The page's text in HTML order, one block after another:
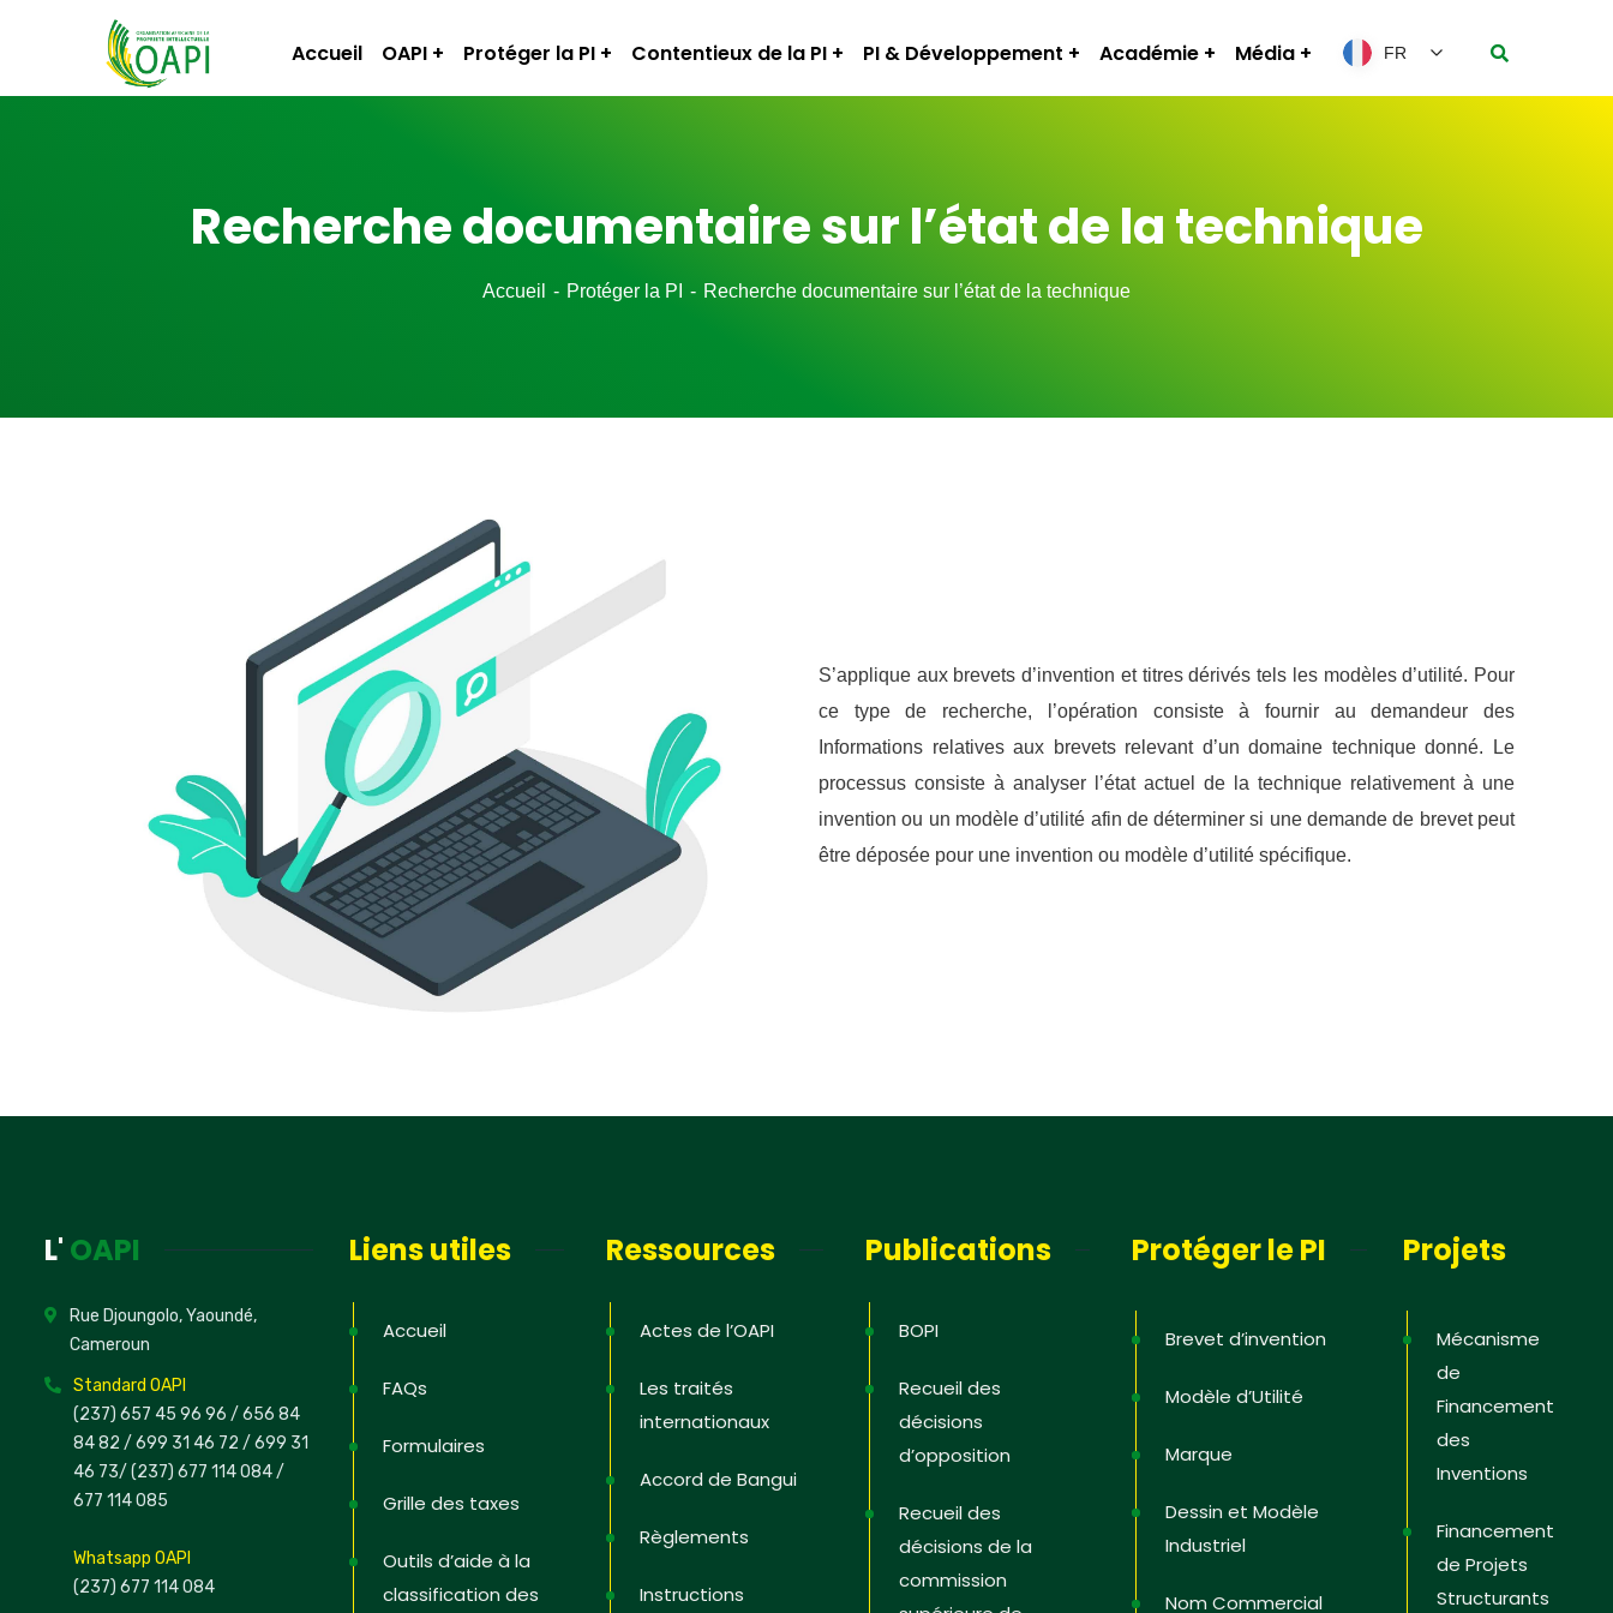
Accueil OAPI Protéger la PI Contentieux de la PI PI & Développement Académie Média FR
Recherche documentaire sur l’état de la technique
Accueil Protéger la PI Recherche documentaire sur l’état de la technique
S’applique aux brevets d’invention et titres dérivés tels les modèles d’utilité. Pour
ce type de recherche, l’opération consiste à fournir au demandeur des
Informations relatives aux brevets relevant d’un domaine technique donné. Le
processus consiste à analyser l’état actuel de la technique relativement à une
invention ou un modèle d’utilité afin de déterminer si une demande de brevet peut
être déposée pour une invention ou modèle d’utilité spécifique.
L' OAPI
Rue Djoungolo, Yaoundé,
Cameroun
Standard OAPI
(237) 657 45 96 96 / 656 84
84 82 / 699 31 46 72 / 699 31
46 73/ (237) 677 114 084 /
677 114 085
Whatsapp OAPI
(237) 677 114 084
Liens utiles
Accueil
FAQs
Formulaires
Grille des taxes
Outils d’aide à la
classification des
Ressources
Actes de l’OAPI
Les traités
internationaux
Accord de Bangui
Règlements
Instructions
Publications
BOPI
Recueil des
décisions
d’opposition
Recueil des
décisions de la
commission
Protéger le PI
Brevet d’invention
Modèle d’Utilité
Marque
Dessin et Modèle
Industriel
Nom Commercial
Projets
Mécanisme
de
Financement
des
Inventions
Financement
de Projets
Structurants
Newsletter
Inscrivez-vous pour recevoir les dernières
informations ; les offres de formation ; l’actualité de
PI dans les Etats, les astuces pour protéger et
défendre ses droits, des vidéos pédagogiques.